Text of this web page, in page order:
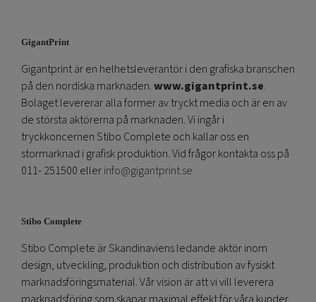
GigantPrint
Gigantprint är en helhetsleverantör i den grafiska branschen
på den nordiska marknaden.www.gigantprint.se.
Bolaget levererar alla former av tryckt media och är en av
de största aktörerna på marknaden. Vi ingår i
tryckkoncernen Stibo Complete och kallar oss en
stormarknad i grafisk produktion. Vid frågor kontakta oss på
011- 251500 ellerinfo@gigantprint.se
Stibo Complete
Stibo Complete är Skandinaviens ledande aktör inom
design, utveckling, produktion och distribution av fysiskt
marknadsföringsmaterial. Vår vision är att vi vill leverera